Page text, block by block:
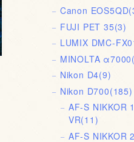
Canon EOS5QD
FUJI PET 35(3)
LUMIX DMC-
MINOLTA α7000
Nikon D4(9)
Nikon D700(185)
AF-S NIKKOR
VR(11)
AF-S NIKKOR